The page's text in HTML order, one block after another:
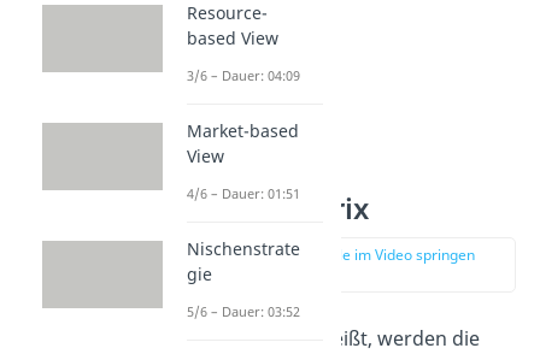
Porter Matrix
zur Stelle im Video springen
Wie du bereits weißt, werden die
Resource-
based View
3/6 – Dauer: 04:09
Market-based
View
4/6 – Dauer: 01:51
Nischenstrate
gie
5/6 – Dauer: 03:52